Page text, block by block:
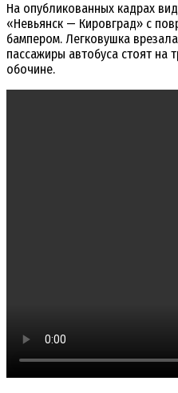
На опубликованных кадрах
«Невьянск — Кировград» с
бампером. Легковушка
пассажиры автобуса стоят на
обочине.